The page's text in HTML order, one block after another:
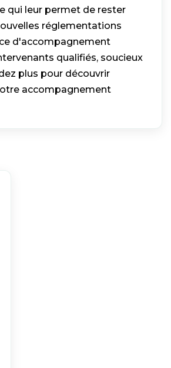
qui leur permet de rester
réglementations
d'accompagnement
qualifiés, soucieux
plus pour découvrir
accompagnement